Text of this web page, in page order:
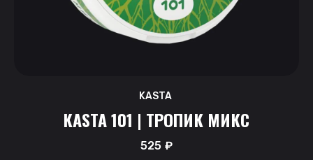
KASTA
KASTA 101 | ТРОПИК МИКС
525₽